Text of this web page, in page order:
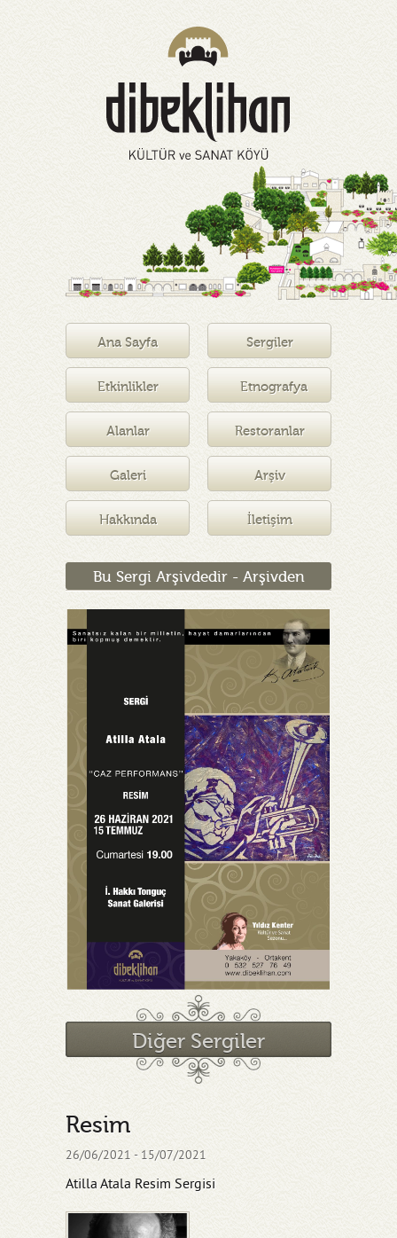
Ana Sayfa Sergiler
Etkinlikler Etnografya
Müzesi
Alanlar Restoranlar
Galeri Arşiv
Hakkında İletişim
Bu Sergi Arşivdedir - Arşivden
Diğer Sergiler
Resim
26/06/2021 - 15/07/2021
Atilla Atala Resim Sergisi